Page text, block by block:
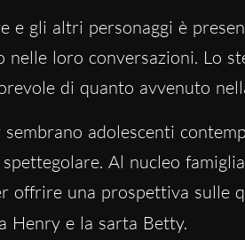
e gli altri personaggi è
nelle loro conversazioni. Lo
di quanto avvenuto
adolescenti
Al nucleo
offrire una prospettiva sulle
Henry e la sarta Betty.